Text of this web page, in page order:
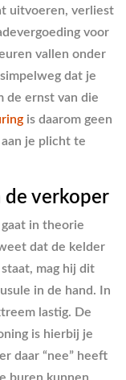
uitvoeren, verliest
voor
vallen onder
dat je
de ernst van die
is daarom geen
aan je plicht te
de verkoper
in theorie
dat de kelder
mag hij dit
in de hand. In
lastig. De
is hierbij je
daar “nee” heeft
buren kunnen